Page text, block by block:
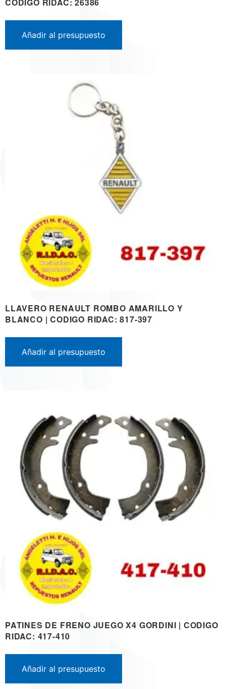
Añadir al presupuesto
LLAVERO RENAULT ROMBO AMARILLO Y
BLANCO | CODIGO RIDAC: 817-397
Añadir al presupuesto
PATINES DE FRENO JUEGO X4 GORDINI | CODIGO
RIDAC: 417-410
Añadir al presupuesto